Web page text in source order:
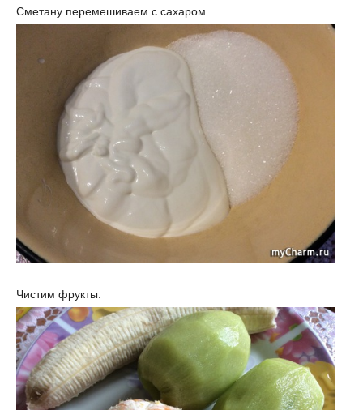
Сметану перемешиваем с сахаром.
Чистим фрукты.